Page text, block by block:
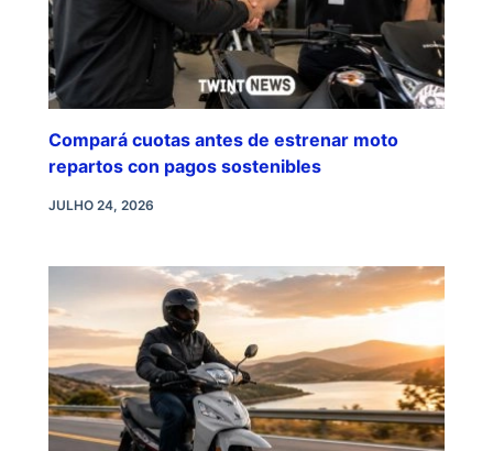
Compará cuotas antes de estrenar moto
repartos con pagos sostenibles
JULHO 24, 2026